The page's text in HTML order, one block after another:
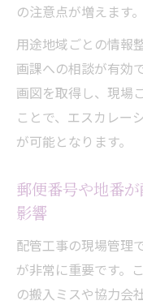
の注意点が増えます。
用途地域ごとの情報
画課への相談が有効
画図を取得し、現場
ことで、エスカレー
が可能となります。
郵便番号や地番
影響
配管工事の現場管理
が非常に重要です。
の搬入ミスや協力会